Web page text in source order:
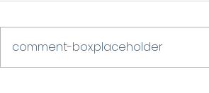
comment-box.placeholder